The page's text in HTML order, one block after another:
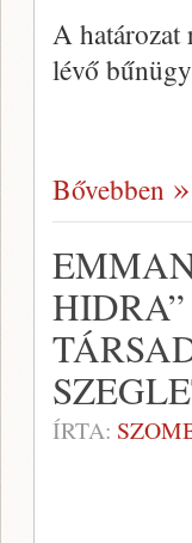
A
lévő
Bővebben
ÍRTA: